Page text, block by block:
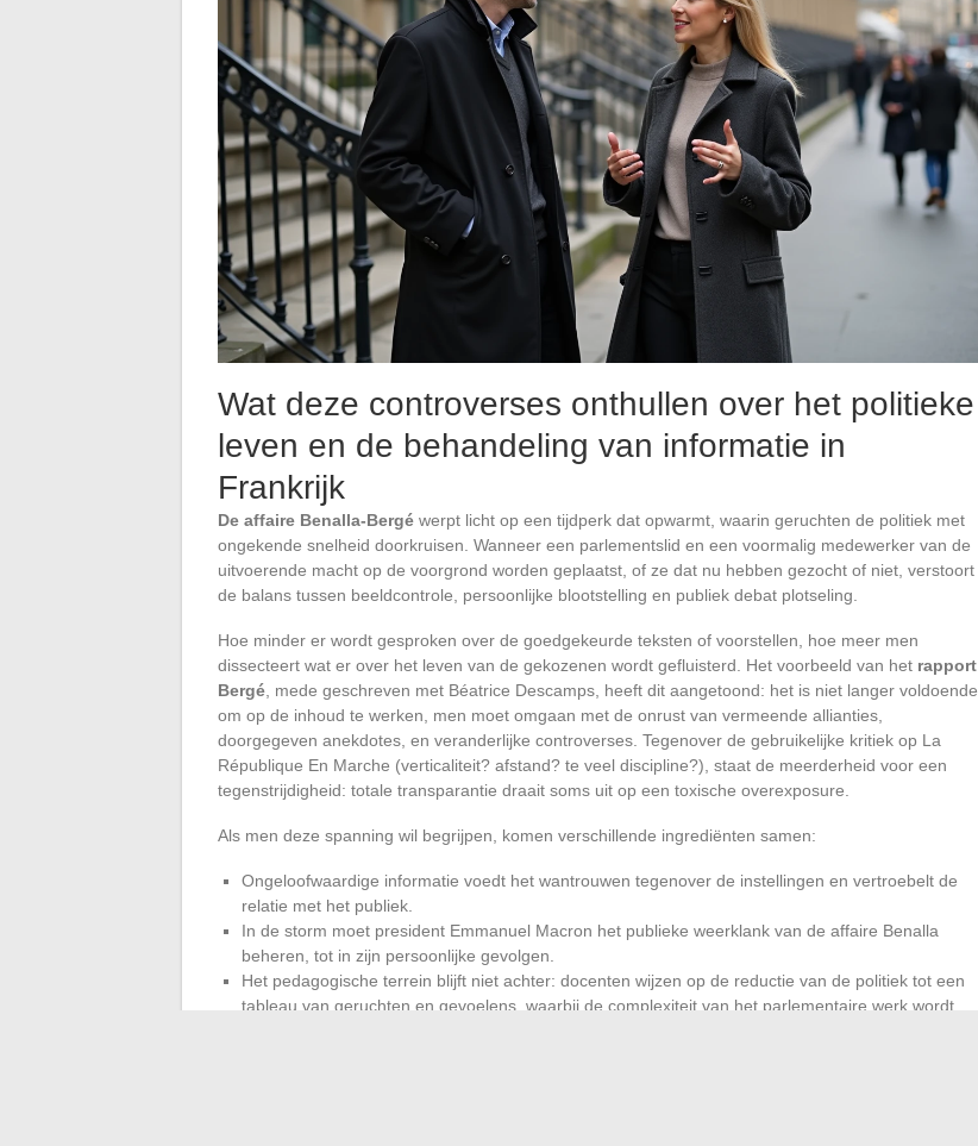
Wat deze controverses onthullen over het politieke
leven en de behandeling van informatie in
Frankrijk
De affaire Benalla-Bergé werpt licht op een tijdperk dat opwarmt, waarin geruchten de politiek met
ongekende snelheid doorkruisen. Wanneer een parlementslid en een voormalig medewerker van de
uitvoerende macht op de voorgrond worden geplaatst, of ze dat nu hebben gezocht of niet, verstoort
de balans tussen beeldcontrole, persoonlijke blootstelling en publiek debat plotseling.
Hoe minder er wordt gesproken over de goedgekeurde teksten of voorstellen, hoe meer men
dissecteert wat er over het leven van de gekozenen wordt gefluisterd. Het voorbeeld van het rapport
Bergé , mede geschreven met Béatrice Descamps, heeft dit aangetoond: het is niet langer voldoende
om op de inhoud te werken, men moet omgaan met de onrust van vermeende allianties,
doorgegeven anekdotes, en veranderlijke controverses. Tegenover de gebruikelijke kritiek op La
République En Marche (verticaliteit? afstand? te veel discipline?), staat de meerderheid voor een
tegenstrijdigheid: totale transparantie draait soms uit op een toxische overexposure.
Als men deze spanning wil begrijpen, komen verschillende ingrediënten samen:
Ongeloofwaardige informatie voedt het wantrouwen tegenover de instellingen en vertroebelt de
relatie met het publiek.
In de storm moet president Emmanuel Macron het publieke weerklank van de affaire Benalla
beheren, tot in zijn persoonlijke gevolgen.
Het pedagogische terrein blijft niet achter: docenten wijzen op de reductie van de politiek tot een
tableau van geruchten en gevoelens, waarbij de complexiteit van het parlementaire werk wordt